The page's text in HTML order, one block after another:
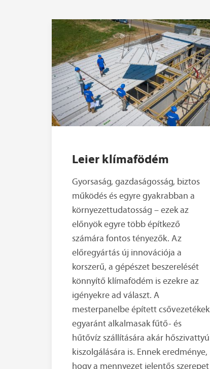
Leier klímafödém
Gyorsaság, gazdaságosság, biztos
működés és egyre gyakrabban a
környezettudatosság – ezek az
előnyök egyre több építkező
számára fontos tényezők. Az
előregyártás új innovációja a
korszerű, a gépészet beszerelését
könnyítő klímafödém is ezekre az
igényekre ad választ. A
mesterpanelbe épített csővezetékek
egyaránt alkalmasak fűtő- és
hűtővíz szállítására akár hőszivattyú
kiszolgálására is. Ennek eredménye,
hogy a mennyezet jelentős szerepet